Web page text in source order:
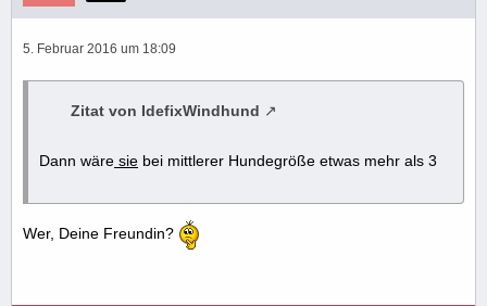
5. Februar 2016 um 18:09
Zitat von IdefixWindhund
Dann wäre sie bei mittlerer Hundegröße etwas mehr als 3
Wer, Deine Freundin?